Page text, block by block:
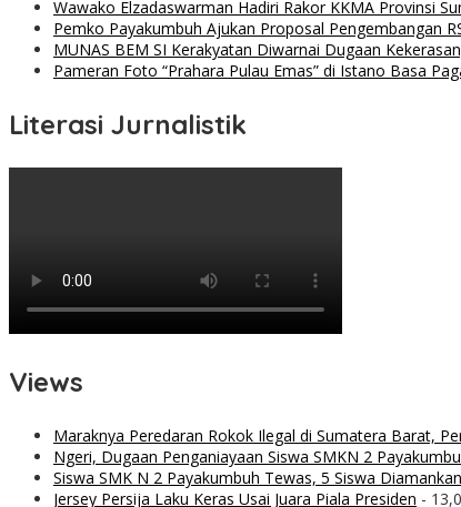
Wawako Elzadaswarman Hadiri Rakor KKMA Provinsi
Pemko Payakumbuh Ajukan Proposal Pengembangan
MUNAS BEM SI Kerakyatan Diwarnai Dugaan
Pameran Foto “Prahara Pulau Emas” di Istano Basa
Literasi Jurnalistik
Views
Maraknya Peredaran Rokok Ilegal di Sumatera Barat,
Ngeri, Dugaan Penganiayaan Siswa SMKN 2
Siswa SMK N 2 Payakumbuh Tewas, 5 Siswa Diamankan
Jersey Persija Laku Keras Usai Juara Piala Presiden -